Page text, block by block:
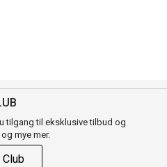
tilgang til eksklusive tilbud og
mye mer.